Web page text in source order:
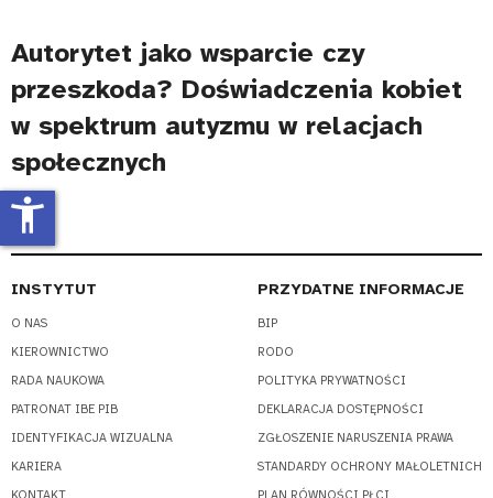
Autorytet jako wsparcie czy
przeszkoda? Doświadczenia kobiet
w spektrum autyzmu w relacjach
społecznych
INSTYTUT
O NAS
KIEROWNICTWO
RADA NAUKOWA
PATRONAT IBE PIB
IDENTYFIKACJA WIZUALNA
KARIERA
PRZYDATNE INFORMACJE
BIP
RODO
POLITYKA PRYWATNOŚCI
DEKLARACJA DOSTĘPNOŚCI
ZGŁOSZENIE NARUSZENIA PRAWA
STANDARDY OCHRONY MAŁOLETNICH
accessibility_new